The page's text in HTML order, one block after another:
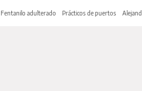
Fentanilo adulterado Prácticos de puertos